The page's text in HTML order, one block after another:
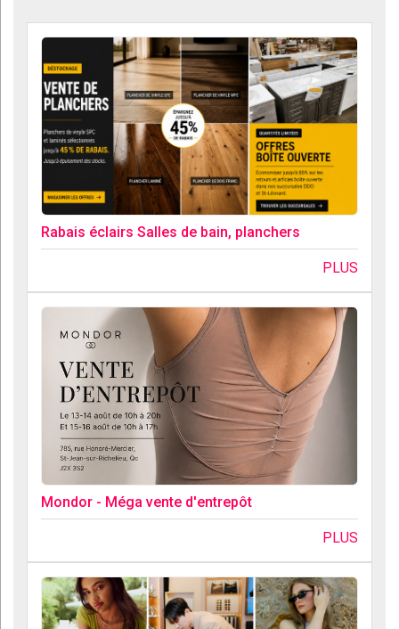
Rabais éclairs Salles de bain, planchers
PLUS
Mondor - Méga vente d'entrepôt
PLUS